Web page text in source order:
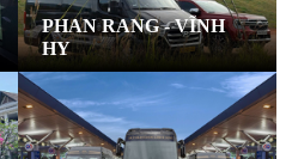
PHAN RANG - VĨNH
HY